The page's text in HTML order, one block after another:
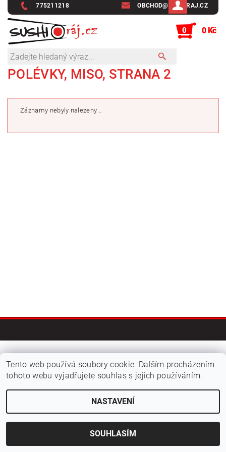
775211218 OBCHOD@SUSHIRAJ.CZ
0 0 Kč
POLÉVKY, MISO, STRANA 2
Záznamy nebyly nalezeny...
2026 © Kvalitní suroviny na sushi - sushiraj.cz, všechna práva vyhrazena
Vytvořil Shoptet
Tento web používá soubory cookie. Dalším procházením
tohoto webu vyjadřujete souhlas s jejich používáním.
NASTAVENÍ
SOUHLASÍM